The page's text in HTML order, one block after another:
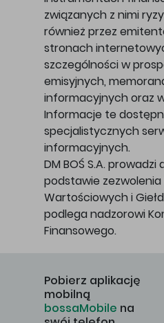
związanych z nimi
również przez
stronach
szczególności w
emisyjnych,
informacyjnych oraz
Informacje te
specjalistycznych
informacyjnych.
DM BOŚ S.A. prowadzi
podstawie zezwolenia
Wartościowych i Giełd.
podlega nadzorowi
Finansowego.
Pobierz aplikację
mobilną
bossaMobile na